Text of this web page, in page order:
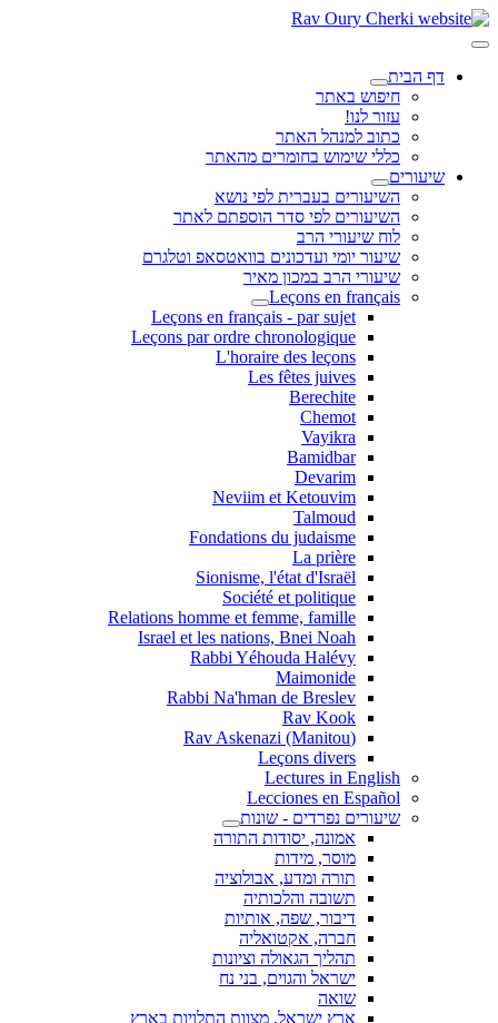
דף הבית
חיפוש באתר
עזור לנו!
כתוב למנהל האתר
כללי שימוש בחומרים מהאתר
שיעורים
השיעורים בעברית לפי נושא
השיעורים לפי סדר הוספתם לאתר
לוח שיעורי הרב
שיעור יומי ועדכונים בוואטסאפ וטלגרם
שיעורי הרב במכון מאיר
Leçons en français
Leçons en français - par sujet
Leçons par ordre chronologique
L'horaire des leçons
Les fêtes juives
Berechite
Chemot
Vayikra
Bamidbar
Devarim
Neviim et Ketouvim
Talmoud
Fondations du judaisme
La prière
Sionisme, l'état d'Israël
Société et politique
Relations homme et femme, famille
Israel et les nations, Bnei Noah
Rabbi Yéhouda Halévy
Maimonide
Rabbi Na'hman de Breslev
Rav Kook
(Rav Askenazi (Manitou
Leçons divers
Lectures in English
Lecciones en Español
שיעורים נפרדים - שונות
אמונה, יסודות התורה
מוסר, מידות
תורה ומדע, אבולוציה
תשובה והלכותיה
דיבור, שפה, אותיות
חברה, אקטואליה
תהליך הגאולה וציונות
ישראל והגוים, בני נח
שואה
ארץ ישראל, מצוות התלויות בארץ